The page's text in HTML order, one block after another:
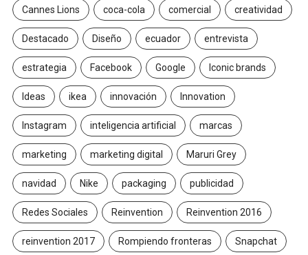
Cannes Lions coca-cola comercial creatividad
Destacado Diseño ecuador entrevista
estrategia Facebook Google Iconic brands
Ideas ikea innovación Innovation
Instagram inteligencia artificial marcas
marketing marketing digital Maruri Grey
navidad Nike packaging publicidad
Redes Sociales Reinvention Reinvention 2016
reinvention 2017 Rompiendo fronteras Snapchat